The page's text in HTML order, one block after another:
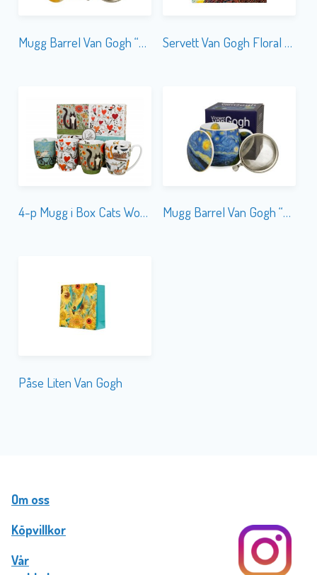
Mugg Barrel Van Gogh “Sunflowers” m. Tesil Servett Van Gogh Floral Dream
4-p Mugg i Box Cats World Mugg Barrel Van Gogh “Starry Night” m.Tesil
Påse Liten Van Gogh
Om oss
Köpvillkor
Vår